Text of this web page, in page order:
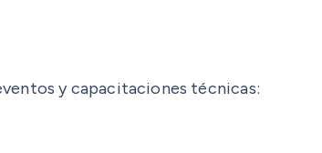
y capacitaciones técnicas: